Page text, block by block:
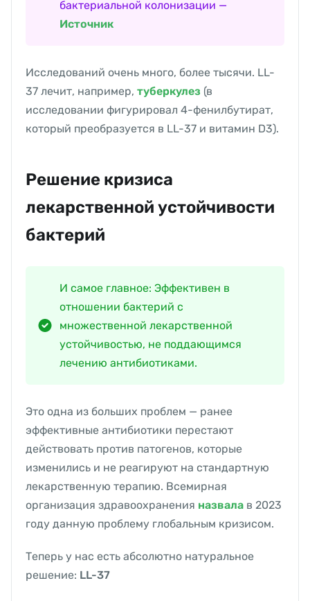
бактериальной колонизации —
Источник
Исследований очень много, более тысячи. LL-
37 лечит, например, туберкулез (в
исследовании фигурировал 4-фенилбутират,
который преобразуется в LL-37 и витамин D3).
Решение кризиса
лекарственной устойчивости
бактерий
И самое главное: Эффективен в
отношении бактерий с
множественной лекарственной
устойчивостью, не поддающимся
лечению антибиотиками.
Это одна из больших проблем — ранее
эффективные антибиотики перестают
действовать против патогенов, которые
изменились и не реагируют на стандартную
лекарственную терапию. Всемирная
организация здравоохранения назвала в 2023
году данную проблему глобальным кризисом.
Теперь у нас есть абсолютно натуральное
решение: LL-37